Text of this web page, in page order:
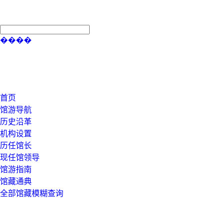
����
首页
馆游导航
历史沿革
机构设置
历任馆长
现任馆领导
馆游指南
馆藏通典
全部馆藏模糊查询